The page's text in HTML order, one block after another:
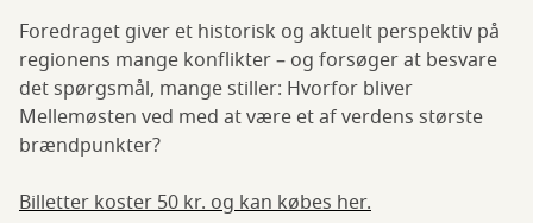
Foredraget giver et historisk og aktuelt perspektiv på
regionens mange konflikter – og forsøger at besvare
det spørgsmål, mange stiller: Hvorfor bliver
Mellemøsten ved med at være et af verdens største
brændpunkter?
Billetter koster 50 kr. og kan købes her.